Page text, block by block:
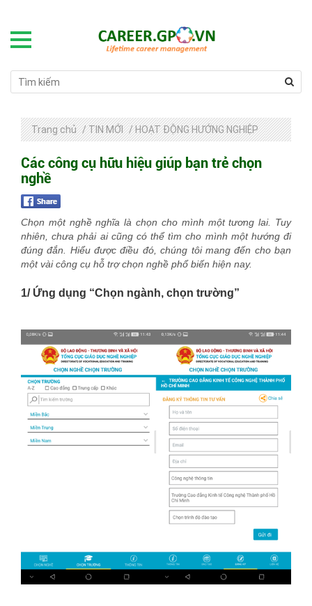
Trang chủ / TIN MỚI / HOẠT ĐỘNG HƯỚNG NGHIỆP
Các công cụ hữu hiệu giúp bạn trẻ chọn
nghề
Chọn một nghề nghĩa là chọn cho mình một tương lai. Tuy
nhiên, chưa phải ai cũng có thể tìm cho mình một hướng đi
đúng đắn. Hiểu được điều đó, chúng tôi mang đến cho bạn
một vài công cụ hỗ trợ chọn nghề phổ biến hiện nay.
1/ Ứng dụng “Chọn ngành, chọn trường”